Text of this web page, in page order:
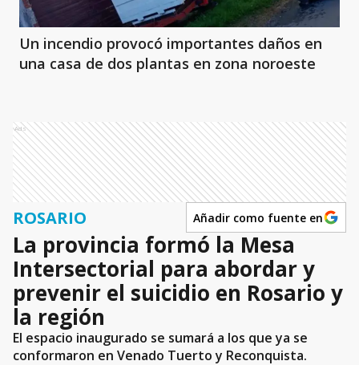
Un incendio provocó importantes daños en
una casa de dos plantas en zona noroeste
Ads
ROSARIO Añadir como fuente en
La provincia formó la Mesa
Intersectorial para abordar y
prevenir el suicidio en Rosario y
la región
El espacio inaugurado se sumará a los que ya se
conformaron en Venado Tuerto y Reconquista.